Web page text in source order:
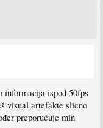
informacija ispod 50fps
visual artefakte slicno
preporućuje min